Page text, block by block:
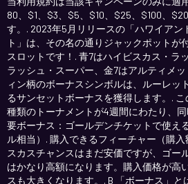
80、$1、$3、$5、$10、$25、$100、
す。. 2023年5月リリースの「ハワイアン
ト」は、その名の通りジャックポットが
スロットです！. 青7はハイビスカス・ラ
ラッシュ・スーパー、金7はアルティメ
ィン柄のボーナスシンボルは、ルーレッ
るサンセットボーナスを獲得します。.
種類のトーナメントが4週間にわたり、
要ボーナス：ゴールデンチケットで使え
ル相当）. 購入できるフィーチャー（購
スカスチャンスはまだ安価ですが、ゴー
はかなり高額になります。購入価格が高
スも大きくなります。. B 「ボーナス」